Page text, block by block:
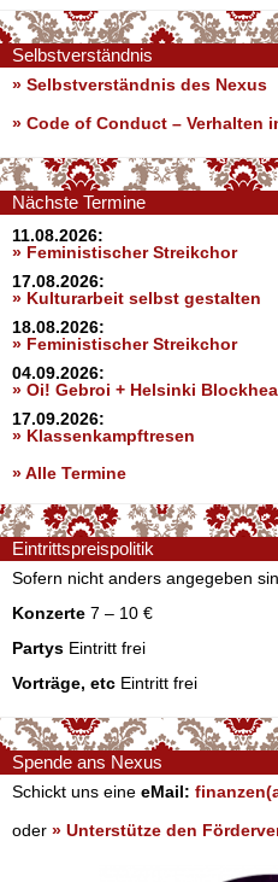
Selbstverständnis
» Selbstverständnis des Nexus
» Code of Conduct – Verhalten
Nächste Termine
11.08.2026:
» Feministischer Streikchor
17.08.2026:
» Kulturarbeit selbst gestalten
18.08.2026:
» Feministischer Streikchor
04.09.2026:
» Oi! Gebroi + Helsinki
17.09.2026:
» Klassenkampftresen
» Alle Termine
Eintrittspreispolitik
Sofern nicht anders angegeben
Konzerte 7 – 10 €
Partys Eintritt frei
Vorträge, etc Eintritt frei
Spende ans Nexus
Schickt uns eine eMail:
oder » Unterstütze den